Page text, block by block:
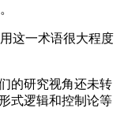
这一术语很大程度
的研究视角还未转
式逻辑和控制论等